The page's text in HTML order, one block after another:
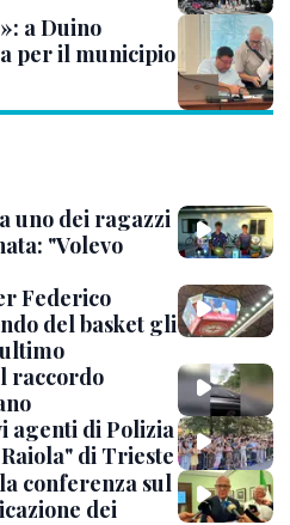
a Duino
per il municipio
uno dei ragazzi
"Volevo
Federico
del basket gli
raccordo
agenti di Polizia
di Trieste
conferenza sul
dei